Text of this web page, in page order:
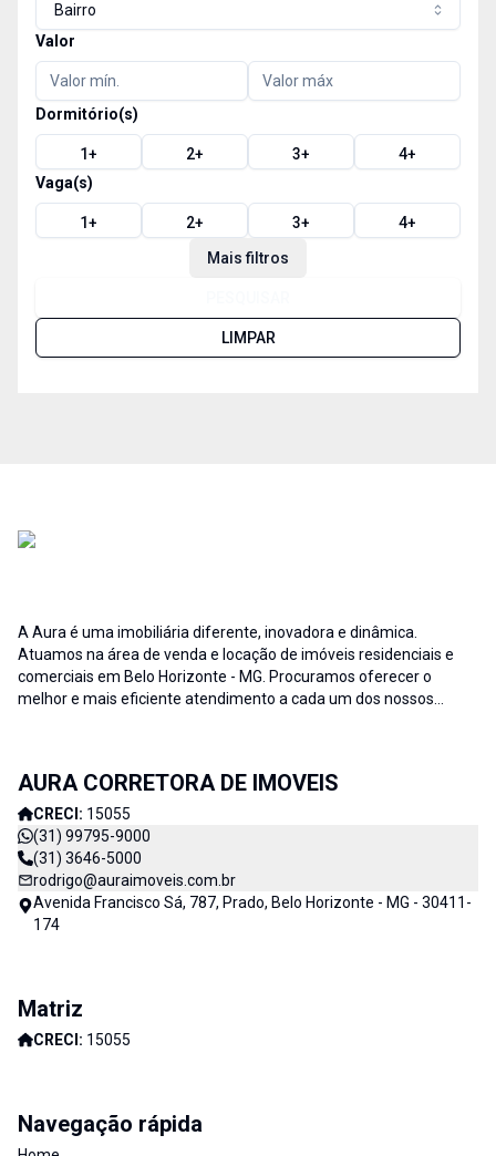
Bairro
Valor
Dormitório(s)
1+ 2+ 3+ 4+
Vaga(s)
1+ 2+ 3+ 4+
Mais filtros
LIMPAR
A Aura é uma imobiliária diferente, inovadora e dinâmica.
Atuamos na área de venda e locação de imóveis residenciais e
comerciais em Belo Horizonte - MG. Procuramos oferecer o
melhor e mais eficiente atendimento a cada um dos nossos
Imóveis e consequentemente de nossos clientes. AURA
AURA CORRETORA DE IMOVEIS
CRECI: 15055
(31) 99795-9000
(31) 3646-5000
rodrigo@auraimoveis.com.br
Avenida Francisco Sá, 787, Prado, Belo Horizonte - MG - 30411-
174
Matriz
CRECI: 15055
Navegação rápida